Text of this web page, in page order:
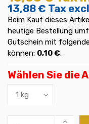
13,88 € Tax
Beim Kauf dieses
heutige Bestellung
Gutschein mit
können: 0,10 €.
Wählen Sie die